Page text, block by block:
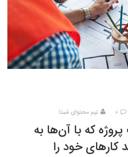
۰ تیم محتوای شبتا
پروژه که با آن‌ها به
کارهای خود را